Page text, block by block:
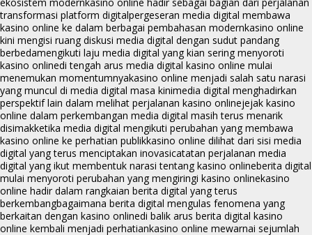
transformasi platform digitalpergeseran media digital membawa
kasino online ke dalam berbagai pembahasan modernkasino online
kini mengisi ruang diskusi media digital dengan sudut pandang
berbedamengikuti laju media digital yang kian sering menyoroti
kasino onlinedi tengah arus media digital kasino online mulai
menemukan momentumnyakasino online menjadi salah satu narasi
yang muncul di media digital masa kinimedia digital menghadirkan
perspektif lain dalam melihat perjalanan kasino onlinejejak kasino
online dalam perkembangan media digital masih terus menarik
disimakketika media digital mengikuti perubahan yang membawa
kasino online ke perhatian publikkasino online dilihat dari sisi media
digital yang terus menciptakan inovasicatatan perjalanan media
digital yang ikut membentuk narasi tentang kasino onlineberita digital
mulai menyoroti perubahan yang mengiringi kasino onlinekasino
online hadir dalam rangkaian berita digital yang terus
berkembangbagaimana berita digital mengulas fenomena yang
berkaitan dengan kasino onlinedi balik arus berita digital kasino
online kembali menjadi perhatiankasino online mewarnai sejumlah